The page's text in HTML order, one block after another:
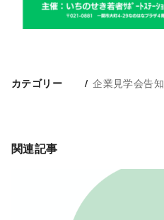
カテゴリー 企業見学会告知
関連記事